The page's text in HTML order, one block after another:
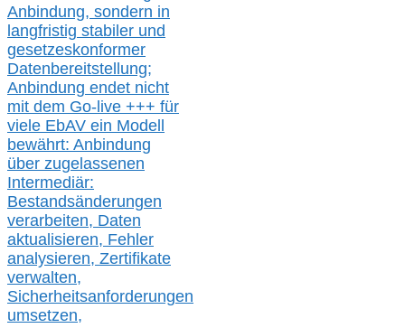
Anbindung, sondern in
langfristig stabiler und
gesetzeskonformer
Datenbereitstellung;
Anbindung endet nicht
mit dem Go-live +++ für
viele EbAV ein Modell
bewährt: Anbindung
über zugelassenen
Intermediär:
Bestandsänderungen
verarbeiten, Daten
aktualisieren, Fehler
analysieren, Zertifikate
verwalten,
Sicherheitsanforderungen
umsetzen,